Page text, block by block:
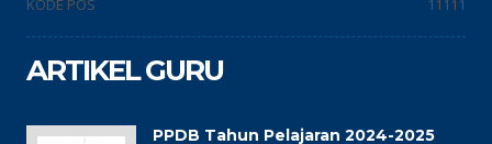
KODE POS
11111
ARTIKEL GURU
PPDB Tahun Pelajaran 2024-2025